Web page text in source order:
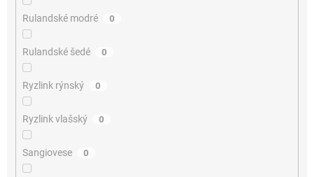
Rulandské modré 0
Rulandské šedé 0
Ryzlink rýnský 0
Ryzlink vlašský 0
Sangiovese 0